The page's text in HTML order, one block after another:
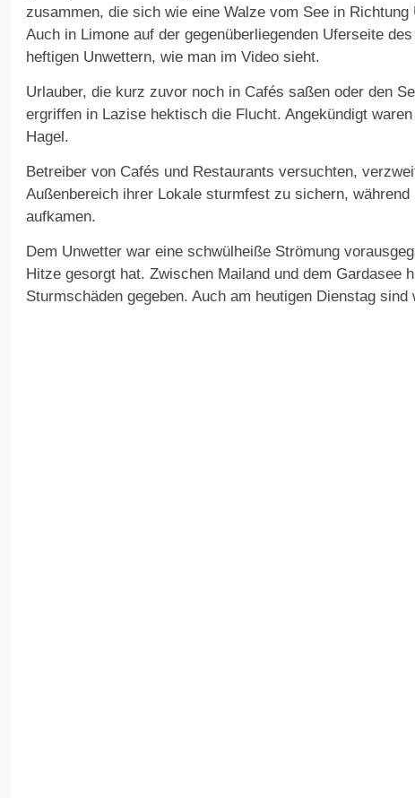
zusammen, die sich wie eine Walze vom See in Richtung
Auch in Limone auf der gegenüberliegenden Uferseite
heftigen Unwettern, wie man im Video sieht.
Urlauber, die kurz zuvor noch in Cafés saßen oder den
ergriffen in Lazise hektisch die Flucht. Angekündigt
Hagel.
Betreiber von Cafés und Restaurants versuchten,
Außenbereich ihrer Lokale sturmfest zu sichern, während
aufkamen.
Dem Unwetter war eine schwülheiße Strömung
Hitze gesorgt hat. Zwischen Mailand und dem Gardasee
Sturmschäden gegeben. Auch am heutigen Dienstag